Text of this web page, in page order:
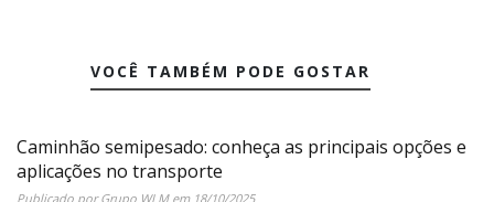
VOCÊ TAMBÉM PODE GOSTAR
Caminhão semipesado: conheça as principais opções e
aplicações no transporte
Publicado porGrupo WLMem 18/10/2025